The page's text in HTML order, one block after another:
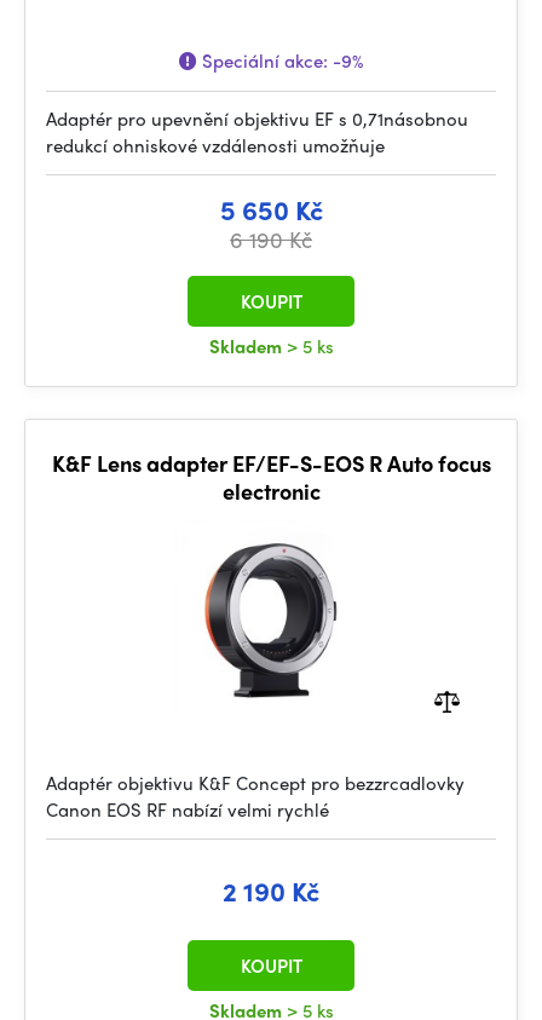
Speciální akce: -9%
Adaptér pro upevnění objektivu EF s 0,71násobnou
redukcí ohniskové vzdálenosti umožňuje
5 650 Kč
6 190 Kč
Skladem > 5 ks
KOUPIT
K&F Lens adapter EF/EF-S-EOS R Auto focus
electronic
Adaptér objektivu K&F Concept pro bezzrcadlovky
Canon EOS RF nabízí velmi rychlé
2 190 Kč
Skladem > 5 ks
KOUPIT